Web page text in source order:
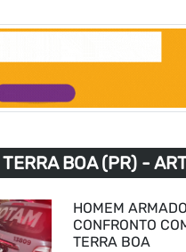
TERRA BOA (PR) -
HOMEM
CONFRONTO
TERRA BOA